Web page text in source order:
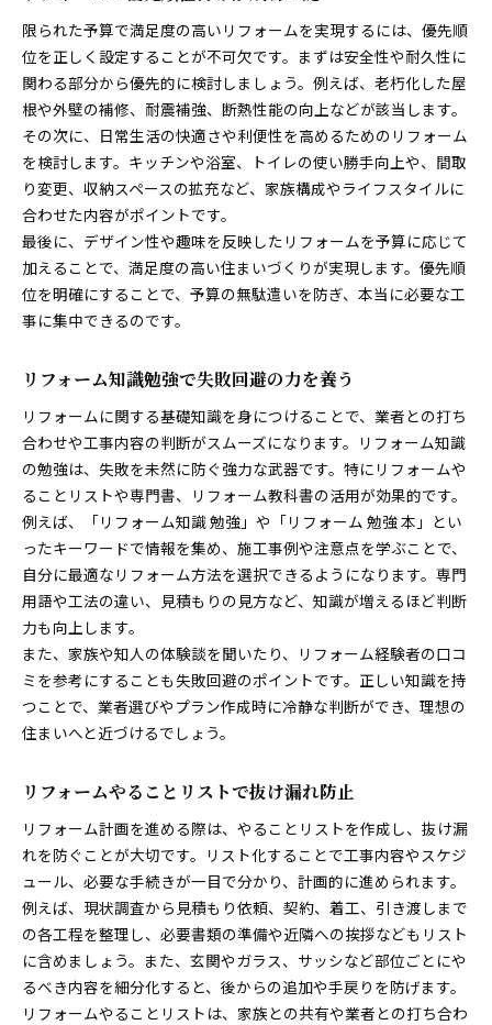
限られた予算で満足度の高いリフォームを実現するには、優先順
位を正しく設定することが不可欠です。まずは安全性や耐久性に
関わる部分から優先的に検討しましょう。例えば、老朽化した屋
根や外壁の補修、耐震補強、断熱性能の向上などが該当します。
その次に、日常生活の快適さや利便性を高めるためのリフォーム
を検討します。キッチンや浴室、トイレの使い勝手向上や、間取
り変更、収納スペースの拡充など、家族構成やライフスタイルに
合わせた内容がポイントです。
最後に、デザイン性や趣味を反映したリフォームを予算に応じて
加えることで、満足度の高い住まいづくりが実現します。優先順
位を明確にすることで、予算の無駄遣いを防ぎ、本当に必要な工
事に集中できるのです。
リフォーム知識勉強で失敗回避の力を養う
リフォームに関する基礎知識を身につけることで、業者との打ち
合わせや工事内容の判断がスムーズになります。リフォーム知識
の勉強は、失敗を未然に防ぐ強力な武器です。特にリフォームや
ることリストや専門書、リフォーム教科書の活用が効果的です。
例えば、「リフォーム知識 勉強」や「リフォーム 勉強 本」とい
ったキーワードで情報を集め、施工事例や注意点を学ぶことで、
自分に最適なリフォーム方法を選択できるようになります。専門
用語や工法の違い、見積もりの見方など、知識が増えるほど判断
力も向上します。
また、家族や知人の体験談を聞いたり、リフォーム経験者の口コ
ミを参考にすることも失敗回避のポイントです。正しい知識を持
つことで、業者選びやプラン作成時に冷静な判断ができ、理想の
住まいへと近づけるでしょう。
リフォームやることリストで抜け漏れ防止
リフォーム計画を進める際は、やることリストを作成し、抜け漏
れを防ぐことが大切です。リスト化することで工事内容やスケジ
ュール、必要な手続きが一目で分かり、計画的に進められます。
例えば、現状調査から見積もり依頼、契約、着工、引き渡しまで
の各工程を整理し、必要書類の準備や近隣への挨拶などもリスト
に含めましょう。また、玄関やガラス、サッシなど部位ごとにや
るべき内容を細分化すると、後からの追加や手戻りを防げます。
リフォームやることリストは、家族との共有や業者との打ち合わ